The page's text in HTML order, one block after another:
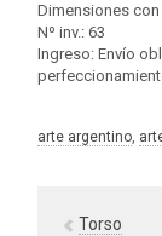
Dimensiones
Nº inv.: 63
Ingreso: Envío
arte argentino,
Torso